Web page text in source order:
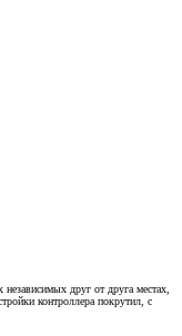
друг от друга местах,
контроллера покрутил, с